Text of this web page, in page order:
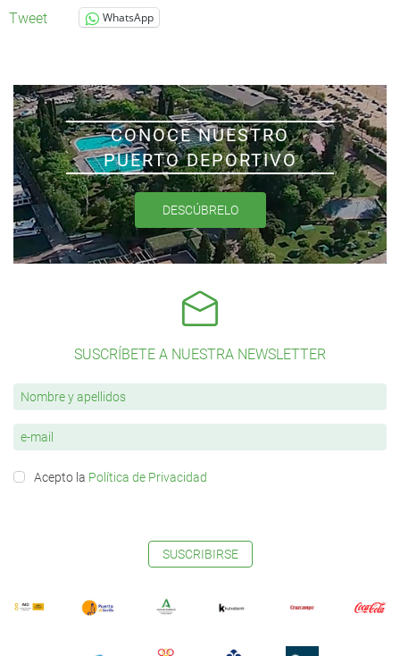
Tweet WhatsApp
CONOCE NUESTRO
PUERTO DEPORTIVO
DESCÚBRELO
SUSCRÍBETE A NUESTRA NEWSLETTER
Acepto la Política de Privacidad
SUSCRIBIRSE